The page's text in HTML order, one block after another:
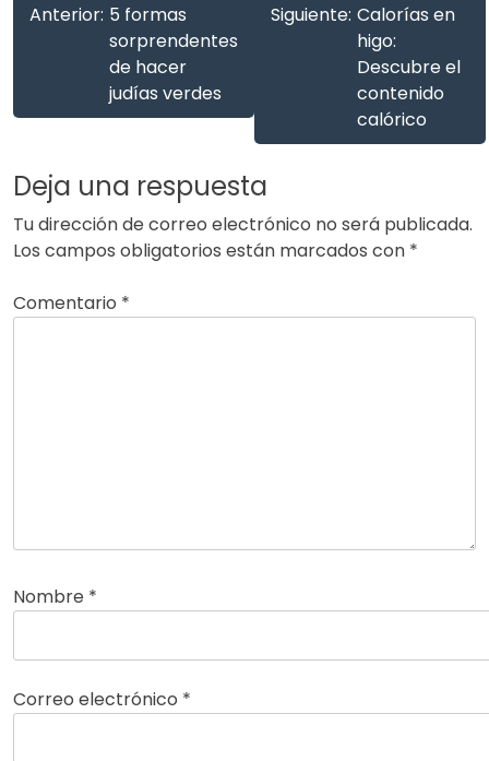
Anterior: 5 formas
sorprendentes
de hacer
judías verdes
Siguiente: Calorías en
higo:
Descubre el
contenido
calórico
Deja una respuesta
Tu dirección de correo electrónico no será publicada.
Los campos obligatorios están marcados con *
Comentario *
Nombre *
Correo electrónico *